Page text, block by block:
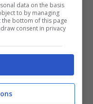
certificazione,
al
titolo di
di
direttamente ad
data on the basis
to by managing
bottom of this page
consent in privacy